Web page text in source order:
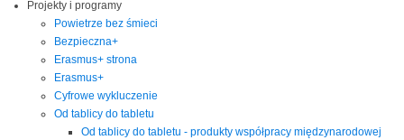
Projekty i programy
Powietrze bez śmieci
Bezpieczna+
Erasmus+ strona
Erasmus+
Cyfrowe wykluczenie
Od tablicy do tabletu
Od tablicy do tabletu - produkty współpracy międzynarodowej